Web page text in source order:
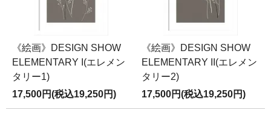
《絵画》DESIGN SHOW
ELEMENTARY I(エレメン
タリー1)
17,500円(税込19,250円)
《絵画》DESIGN SHOW
ELEMENTARY II(エレメン
タリー2)
17,500円(税込19,250円)